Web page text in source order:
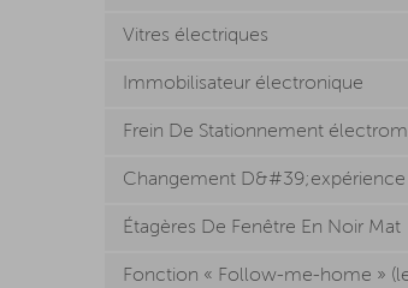
Vitres électriques
Immobilisateur électronique
Frein De Stationnement
Changement D&#39;expérience
Étagères De Fenêtre En Noir Mat
Fonction « Follow-me-home »